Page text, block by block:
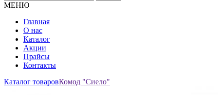
МЕНЮ
Главная
О нас
Каталог
Акции
Прайсы
Контакты
Каталог товаровКомод "Сиело"